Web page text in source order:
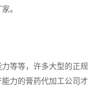
。
等等，许多大型的正规
力的膏药代加工公司才